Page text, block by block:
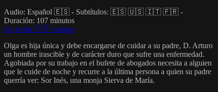
Audio: Español 🇪🇸 - Subtítulos: 🇪🇸 🇺🇸 🇮🇹 🇫🇷 -
Duración: 107 minutos
Go to the 🇺🇸 version
Olga es hija única y debe encargarse de cuidar a su padre, D. Arturo
un hombre irascible y de carácter duro que sufre una enfermedad.
Agobiada por su trabajo en el bufete de abogados necesita a alguien
que le cuide de noche y recurre a la última persona a quien su padre
querría ver: Sor Inés, una monja Sierva de María.